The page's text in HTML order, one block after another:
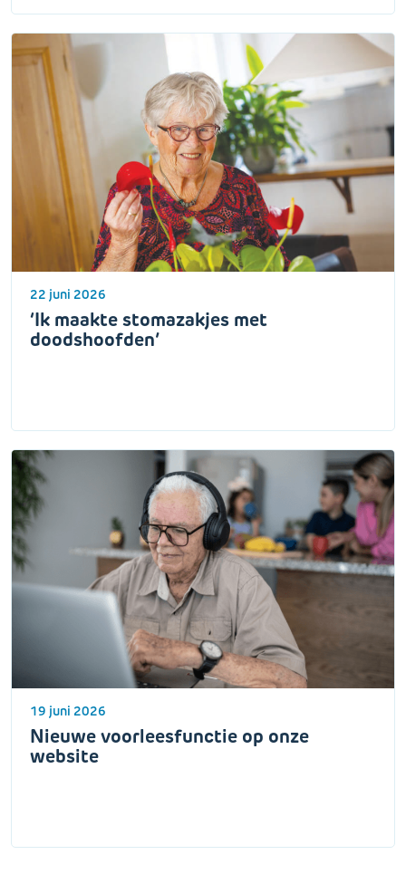
22 juni 2026
‘Ik maakte stomazakjes met
doodshoofden’
19 juni 2026
Nieuwe voorleesfunctie op onze
website